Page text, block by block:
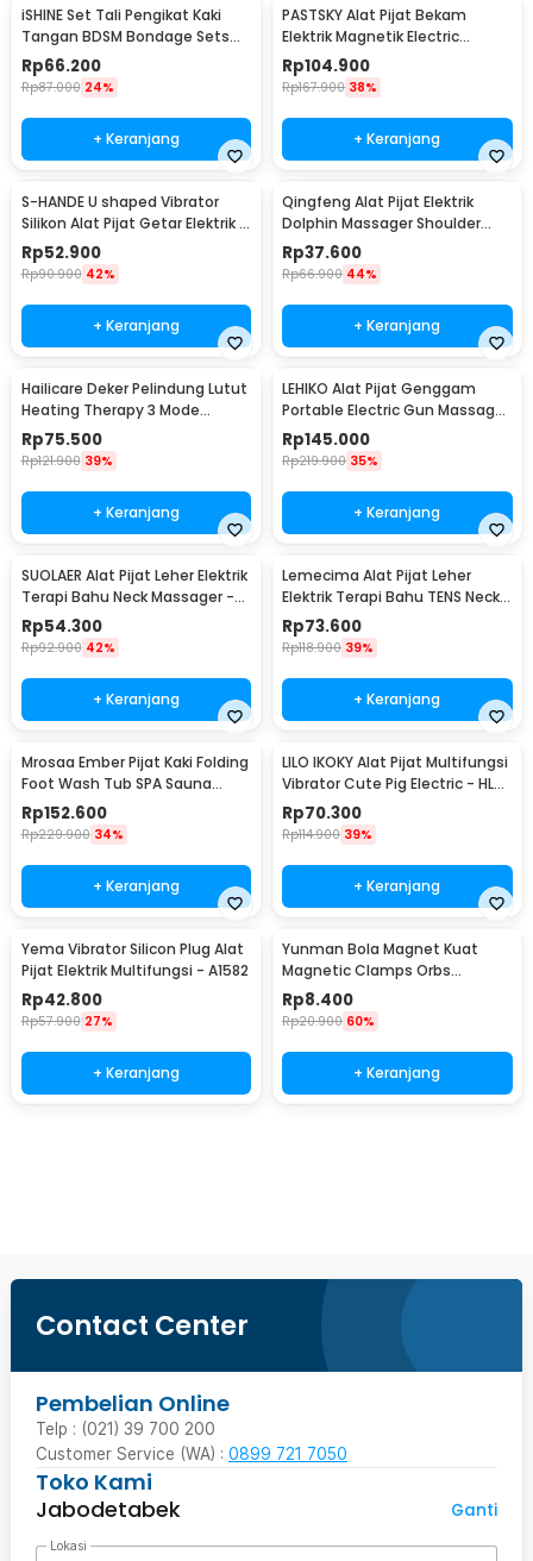
iSHINE Set Tali Pengikat Kaki
Tangan BDSM Bondage Sets
Rope - BD15
Rp66.200
Rp87.000 24%
+ Keranjang
PASTSKY Alat Pijat Bekam
Elektrik Magnetik Electric
Machine Cupping - CP-6181
Rp104.900
Rp167.900 38%
+ Keranjang
S-HANDE U shaped Vibrator
Silikon Alat Pijat Getar Elektrik -
SHD-S058
Rp52.900
Rp90.900 42%
+ Keranjang
Qingfeng Alat Pijat Elektrik
Dolphin Massager Shoulder
Vibration USB - HK668
Rp37.600
Rp66.900 44%
+ Keranjang
Hailicare Deker Pelindung Lutut
Heating Therapy 3 Mode
Kneepad 1 PCS - 102
Rp75.500
Rp121.900 39%
+ Keranjang
LEHIKO Alat Pijat Genggam
Portable Electric Gun Massage
Rechargeable - KH-320
Rp145.000
Rp219.900 35%
+ Keranjang
SUOLAER Alat Pijat Leher Elektrik
Terapi Bahu Neck Massager -
KS-996-1D
Rp54.300
Rp92.900 42%
+ Keranjang
Lemecima Alat Pijat Leher
Elektrik Terapi Bahu TENS Neck
Massager - JT-808
Rp73.600
Rp118.900 39%
+ Keranjang
Mrosaa Ember Pijat Kaki Folding
Foot Wash Tub SPA Sauna
Massage Bucket - 7981
Rp152.600
Rp229.900 34%
+ Keranjang
LILO IKOKY Alat Pijat Multifungsi
Vibrator Cute Pig Electric - HL-
1907
Rp70.300
Rp114.900 39%
+ Keranjang
Yema Vibrator Silicon Plug Alat
Pijat Elektrik Multifungsi - A1582
Rp42.800
Rp57.900 27%
+ Keranjang
Yunman Bola Magnet Kuat
Magnetic Clamps Orbs
Multifungsi 1cm 2 PCS - BD05
Rp8.400
Rp20.900 60%
+ Keranjang
Contact Center
Pembelian Online
Telp : (021) 39 700 200
Customer Service (WA) : 0899 721 7050
Toko Kami
Jabodetabek
Ganti
Lokasi